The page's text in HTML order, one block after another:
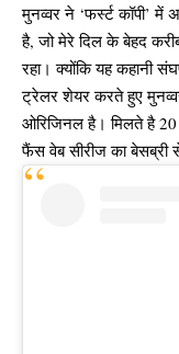
मुनव्वर ने ‘फर्स्ट कॉपी’
है, जो मेरे दिल के बेहद
रहा। क्योंकि यह कहानी
ट्रेलर शेयर करते हुए
ओरिजिनल है। मिलते है
फैंस वेब सीरीज का बेसब्री